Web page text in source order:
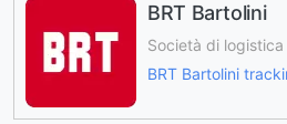
BRT Bartolini
Società di logistica
BRT Bartolini